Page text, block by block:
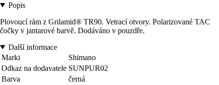
Popis
Plovoucí rám z Grilamid® TR90. Vetrací otvory. Polarizované TAC
čočky v jantarové barvě. Dodáváno v pouzdře.
Další informace
Marki
Shimano
Odkaz na dodavatele SUNPUR02
Barva
černá